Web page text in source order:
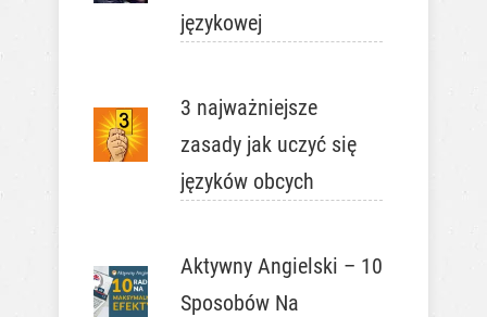
językowej
3 najważniejsze
zasady jak uczyć się
języków obcych
Aktywny Angielski – 10
Sposobów Na